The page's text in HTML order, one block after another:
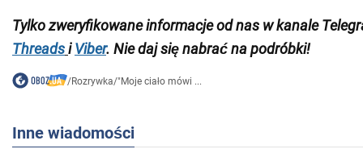
Tylko zweryfikowane informacje od nas w kanale
Threadsi Viber. Nie daj się nabrać na podróbki!
/Rozrywka/"Moje ciało mówi ...
Inne wiadomości